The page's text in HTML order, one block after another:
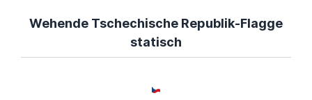
Wehende Tschechische Republik-Flagge
statisch